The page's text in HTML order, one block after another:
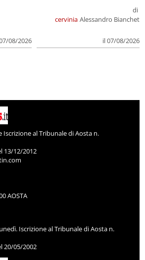
08/2026
cervinia
di
Alessandro Bianchet
il 07/08/2026
al Tribunale di Aosta n.
13/12/2012
AOSTA
Iscrizione al Tribunale di Aosta n.
20/05/2002